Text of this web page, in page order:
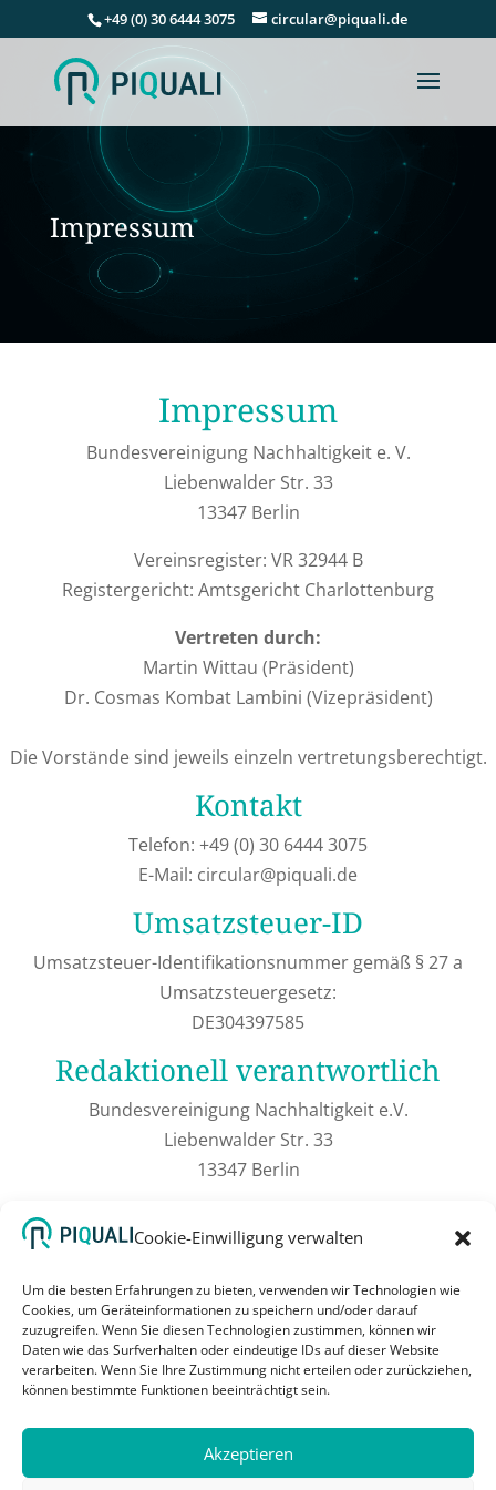
Cookie-Einwilligung verwalten
Um die besten Erfahrungen zu bieten, verwenden wir Technologien wie
Cookies, um Geräteinformationen zu speichern und/oder darauf
zuzugreifen. Wenn Sie diesen Technologien zustimmen, können wir
Daten wie das Surfverhalten oder eindeutige IDs auf dieser Website
verarbeiten. Wenn Sie Ihre Zustimmung nicht erteilen oder zurückziehen,
können bestimmte Funktionen beeinträchtigt sein.
Akzeptieren
+49 (0) 30 6444 3075 circular@piquali.de
Impressum
Impressum
Bundesvereinigung Nachhaltigkeit e. V.
Liebenwalder Str. 33
13347 Berlin
Vereinsregister: VR 32944 B
Registergericht: Amtsgericht Charlottenburg
Vertreten durch:
Martin Wittau (Präsident)
Dr. Cosmas Kombat Lambini (Vizepräsident)
Die Vorstände sind jeweils einzeln vertretungsberechtigt.
Kontakt
Telefon: +49 (0) 30 6444 3075
E-Mail: circular@piquali.de
Umsatzsteuer-ID
Umsatzsteuer-Identifikationsnummer gemäß § 27 a
Umsatzsteuergesetz:
DE304397585
Redaktionell verantwortlich
Bundesvereinigung Nachhaltigkeit e.V.
Liebenwalder Str. 33
13347 Berlin
Verbraucher­streit­
beilegung/Universal­schlichtungs­
stelle
Wir sind nicht bereit oder verpflichtet, an
Streitbeilegungsverfahren vor einer
Verbraucherschlichtungsstelle teilzunehmen.